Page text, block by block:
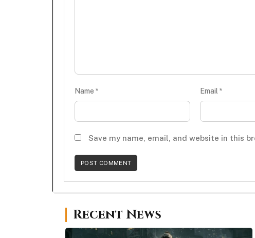
Name * Email *
Save my name, email, and website in this
Recent News